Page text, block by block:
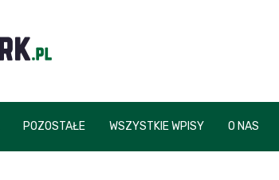
POZOSTAŁE WSZYSTKIE WPISY O NAS